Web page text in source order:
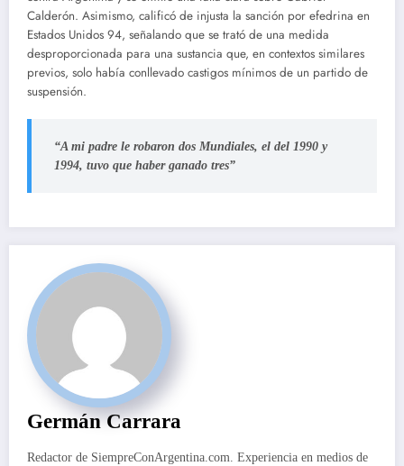
Calderón. Asimismo, calificó de injusta la sanción por efedrina en
Estados Unidos 94, señalando que se trató de una medida
desproporcionada para una sustancia que, en contextos similares
previos, solo había conllevado castigos mínimos de un partido de
suspensión.
“A mi padre le robaron dos Mundiales, el del 1990 y
1994, tuvo que haber ganado tres”
Germán Carrara
Redactor de SiempreConArgentina.com. Experiencia en medios de